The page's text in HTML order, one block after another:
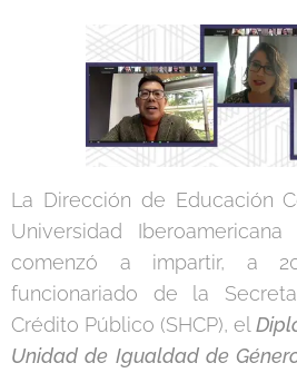
La Dirección de Educación
Universidad
comenzó a impartir, a
funcionariado de la
Crédito Público (SHCP), el
Unidad de Igualdad de